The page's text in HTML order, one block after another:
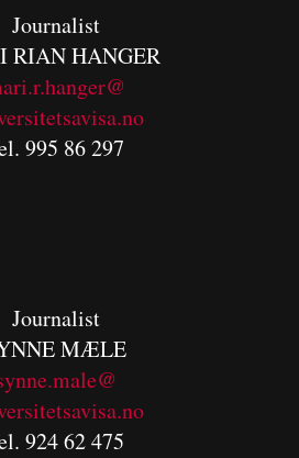
Journalist
RIAN HANGER
995 86 297
Journalist
MÆLE
924 62 475